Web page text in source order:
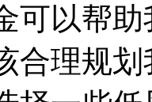
可以帮
合理规